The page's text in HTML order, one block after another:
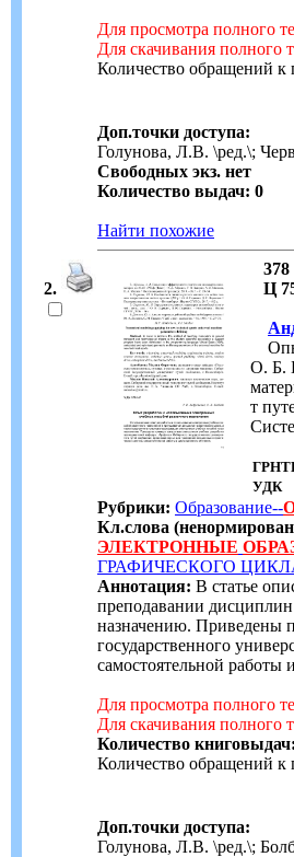
Для просмотра полного
Для скачивания полного
Количество обращений к
Доп.точки доступа:
Голунова, Л.В. \ред.\;
Свободных экз. нет
Количество выдач: 0
Найти похожие
2.
378
Ц
О. Б.
т
УДК
Рубрики: Образование--
Кл.слова
ЭЛЕКТРОННЫЕ
ГРАФИЧЕСКОГО
Аннотация: В статье
преподавании
назначению. Приведены
государственного
самостоятельной работы
Для просмотра полного
Для скачивания полного
Количество книговыдач:
Количество обращений к
Доп.точки доступа:
Голунова, Л.В. \ред.\;